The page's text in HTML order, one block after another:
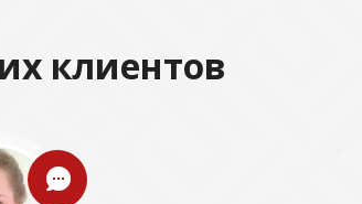
клиентов